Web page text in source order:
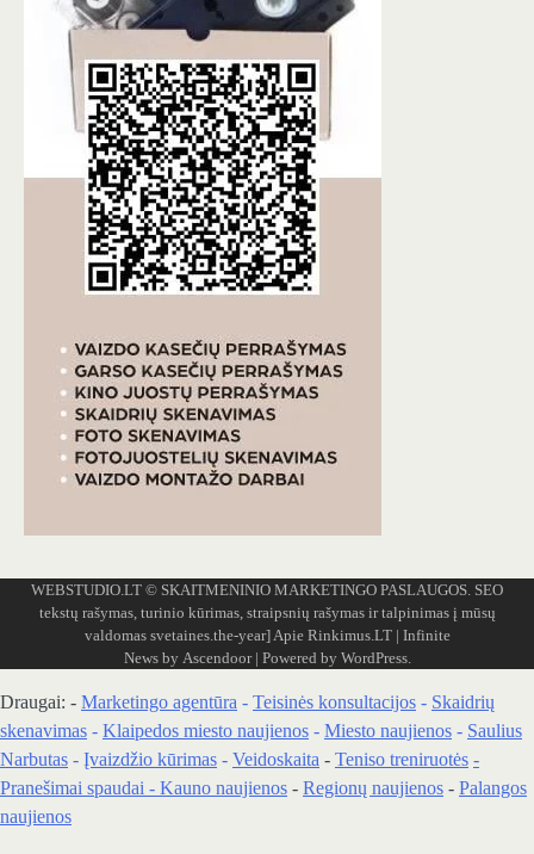
WEBSTUDIO.LT © SKAITMENINIO MARKETINGO PASLAUGOS. SEO
tekstų rašymas, turinio kūrimas, straipsnių rašymas ir talpinimas į mūsų
valdomas svetaines.the-year]Apie Rinkimus.LT| Infinite
News by Ascendoor| Powered by WordPress.
Draugai: - Marketingo agentūra - Teisinės konsultacijos - Skaidrių
skenavimas - Klaipedos miesto naujienos - Miesto naujienos - Saulius
Narbutas - Įvaizdžio kūrimas - Veidoskaita - Teniso treniruotės -
Pranešimai spaudai - Kauno naujienos - Regionų naujienos - Palangos
naujienos